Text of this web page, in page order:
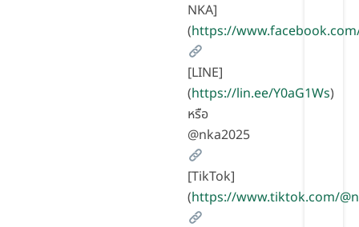
NKA]
(https://
[LINE]
(https://lin.ee/Y0aG1Ws)
หรือ
@nka2025
[TikTok]
(https://www.tiktok.com/